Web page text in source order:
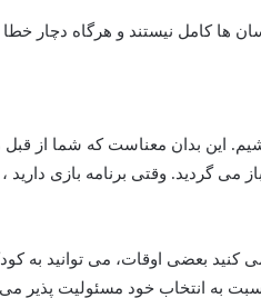
ها کامل نیستند و هرگاه دچار خطا
این بدان معناست که شما از قبل
می گردید. وقتی برنامه بازی
بعضی اوقات، می توانید به
به انتخاب خود مسئولیت پذیر می